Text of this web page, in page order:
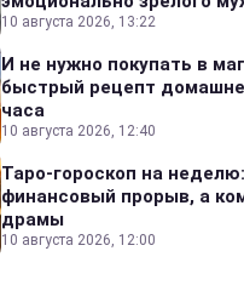
10 августа 2026, 13:22
И не нужно покупать в
быстрый рецепт
часа
10 августа 2026, 12:40
Таро-гороскоп на
финансовый прорыв, а
драмы
10 августа 2026, 12:00